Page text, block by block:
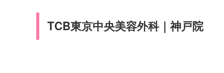
TCB東京中央美容外科｜神戸院